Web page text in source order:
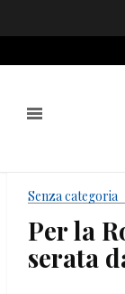
Senza categoria
Per la
serata